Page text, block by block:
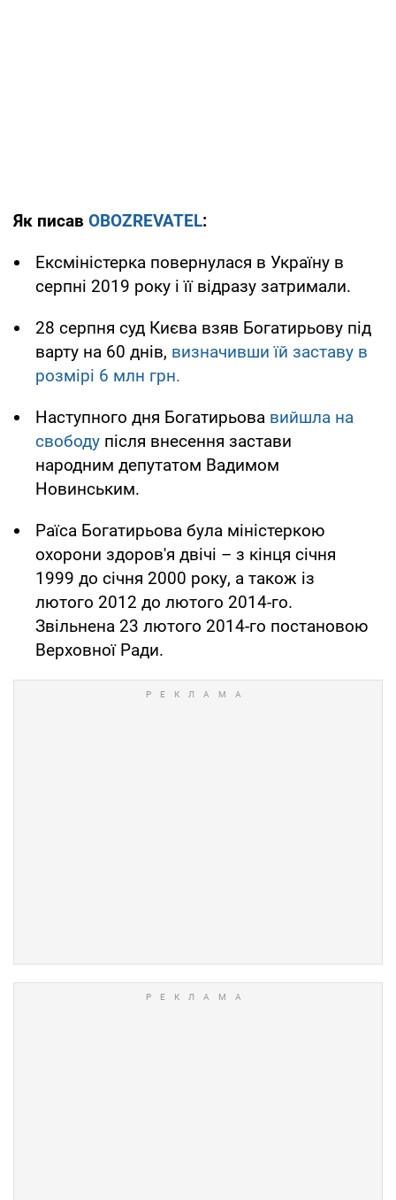
Як писав OBOZREVATEL:
Ексміністерка повернулася в Україну в
серпні 2019 року і її відразу затримали.
28 серпня суд Києва взяв Богатирьову під
варту на 60 днів, визначивши їй заставу в
розмірі 6 млн грн.
Наступного дня Богатирьова вийшла на
свободу після внесення застави
народним депутатом Вадимом
Новинським.
Раїса Богатирьова була міністеркою
охорони здоров'я двічі – з кінця січня
1999 до січня 2000 року, а також із
лютого 2012 до лютого 2014-го.
Звільнена 23 лютого 2014-го постановою
Верховної Ради.